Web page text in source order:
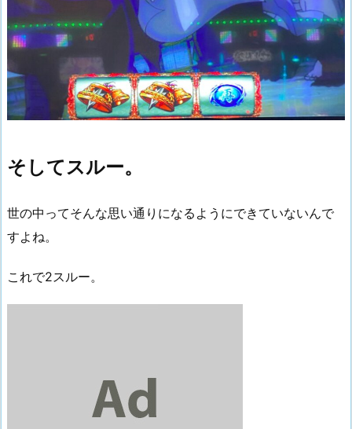
そしてスルー。
世の中ってそんな思い通りになるようにできていないんで
すよね。
これで2スルー。